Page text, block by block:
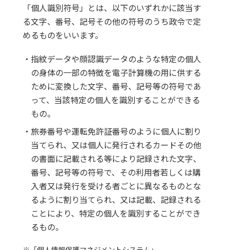
「個人識別符号」とは、以下のいずれかに該当す
る文字、番号、記号その他の符号のうち政令で定
めるものをいいます。
・指紋データや顔認識データのような特定の個人
の身体の一部の特徴を電子計算機の用に供する
ために変換した文字、番号、記号等の符号であ
って、当該特定の個人を識別することができる
もの。
・旅券番号や運転免許証番号のように個人に割り
当てられ、又は個人に発行されるカードその他
の書面に記載される等により記録された文字、
番号、記号等の符号で、その利用者若しくは購
入者又は発行を受ける者ごとに異なるものとな
るように割り当てられ、又は記載、記録される
ことにより、特定の個人を識別することができ
るもの。